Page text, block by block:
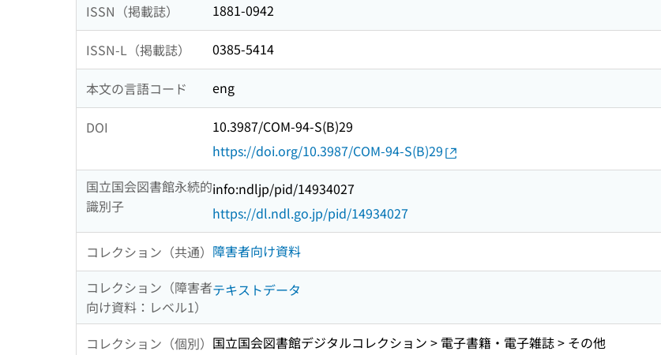
ISSN（掲載誌） 1881-0942
ISSN-L（掲載誌） 0385-5414
本文の言語コード eng
DOI
10.3987/COM-94-S(B)29
https://doi.org/10.3987/COM-94-S(B)29
国立国会図書館永続的
識別子
info:ndljp/pid/14934027
https://dl.ndl.go.jp/pid/14934027
コレクション（共通） 障害者向け資料
コレクション（障害者
向け資料：レベル1）
テキストデータ
コレクション（個別） 国立国会図書館デジタルコレクション > 電子書籍・電子雑誌 > その他